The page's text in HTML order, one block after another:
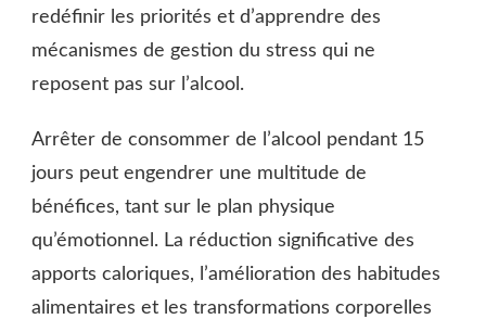
redéfinir les priorités et d’apprendre des
mécanismes de gestion du stress qui ne
reposent pas sur l’alcool.
Arrêter de consommer de l’alcool pendant 15
jours peut engendrer une multitude de
bénéfices, tant sur le plan physique
qu’émotionnel. La réduction significative des
apports caloriques, l’amélioration des habitudes
alimentaires et les transformations corporelles